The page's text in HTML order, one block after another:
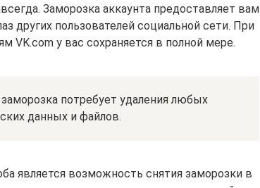
Заморозка аккаунта предоставляет вам
других пользователей социальной сети. При
VK.com у вас сохраняется в полной мере.
потребует удаления любых
данных и файлов.
является возможность снятия заморозки в